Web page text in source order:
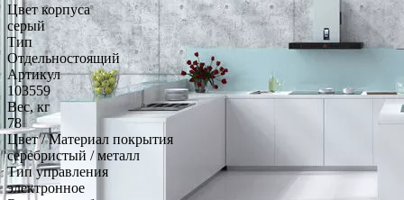
Цвет корпуса
серый
Тип
Отдельностоящий
Артикул
103559
Вес, кг
78
Цвет / Материал покрытия
серебристый / металл
Тип управления
электронное